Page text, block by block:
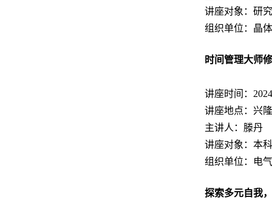
讲座对象：研
组织单位：晶
时间管理大师
讲座时间：
讲座地点：兴
主讲人：滕丹
讲座对象：本
组织单位：电
探索多元自我